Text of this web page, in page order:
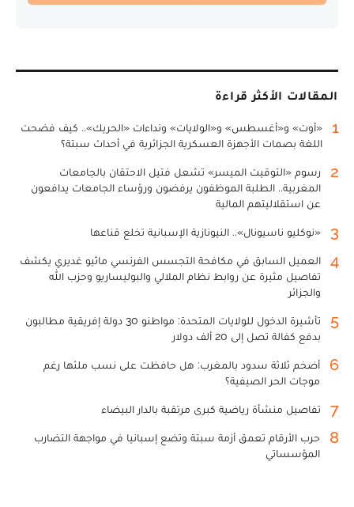
المقالات الأكثر قراءة
1
«أوت» و«أغسطس» و«الولايات» ونداءات «الحريك».. كيف فضحت
اللغة بصمات الأجهزة العسكرية الجزائرية في أحداث سبتة؟
2
رسوم «التوقيت الميسر» تشعل فتيل الاحتقان بالجامعات
المغربية.. الطلبة الموظفون يرفضون ورؤساء الجامعات يدافعون
عن استقلاليتهم المالية
3 «نوكليو ناسيونال».. النيونازية الإسبانية تخلع قناعها
4
العميل السابق في مكافحة التجسس الفرنسي ماثيو غديري يكشف
تفاصيل مثيرة عن روابط نظام الملالي والبوليساريو وحزب الله
والجزائر
5
تأشيرة الدخول للولايات المتحدة: مواطنو 30 دولة إفريقية مطالبون
بدفع كفالة تصل إلى 20 ألف دولار
6
أضخم ثلاثة سدود بالمغرب: هل حافظت على نسب ملئها رغم
موجات الحر الصيفية؟
7 تفاصيل منشأة رياضية كبرى مرتقبة بالدار البيضاء
8
حرب الأرقام تعمق أزمة سبتة وتضع إسبانيا في مواجهة التضارب
المؤسساتي